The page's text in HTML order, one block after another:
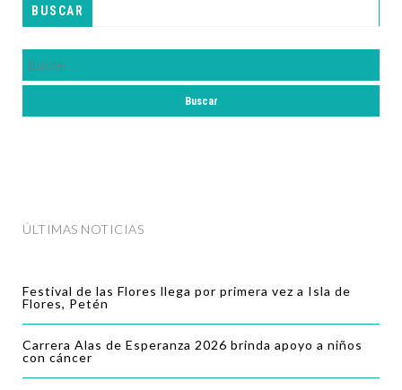
BUSCAR
ÚLTIMAS NOTICIAS
Festival de las Flores llega por primera vez a Isla de
Flores, Petén
Carrera Alas de Esperanza 2026 brinda apoyo a niños
con cáncer